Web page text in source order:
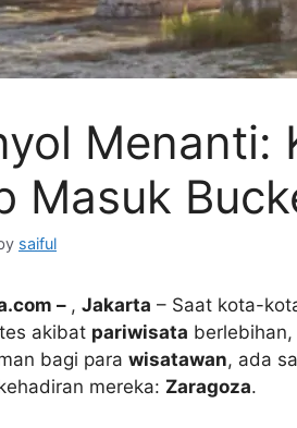
Menanti:
Masuk
saiful
– , Jakarta – Saat kota-
akibat pariwisata
bagi para wisatawan, ada
mereka: Zaragoza.